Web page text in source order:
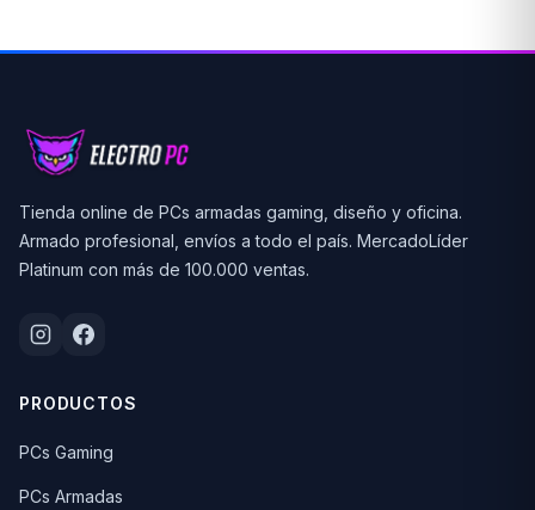
Tienda online de PCs armadas gaming, diseño y oficina.
Armado profesional, envíos a todo el país. MercadoLíder
Platinum con más de 100.000 ventas.
PRODUCTOS
PCs Gaming
PCs Armadas